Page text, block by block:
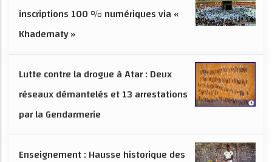
inscriptions 100 % numériques via «
Khadematy »
Lutte contre la drogue à Atar : Deux
réseaux démantelés et 13 arrestations
par la Gendarmerie
Enseignement : Hausse historique des